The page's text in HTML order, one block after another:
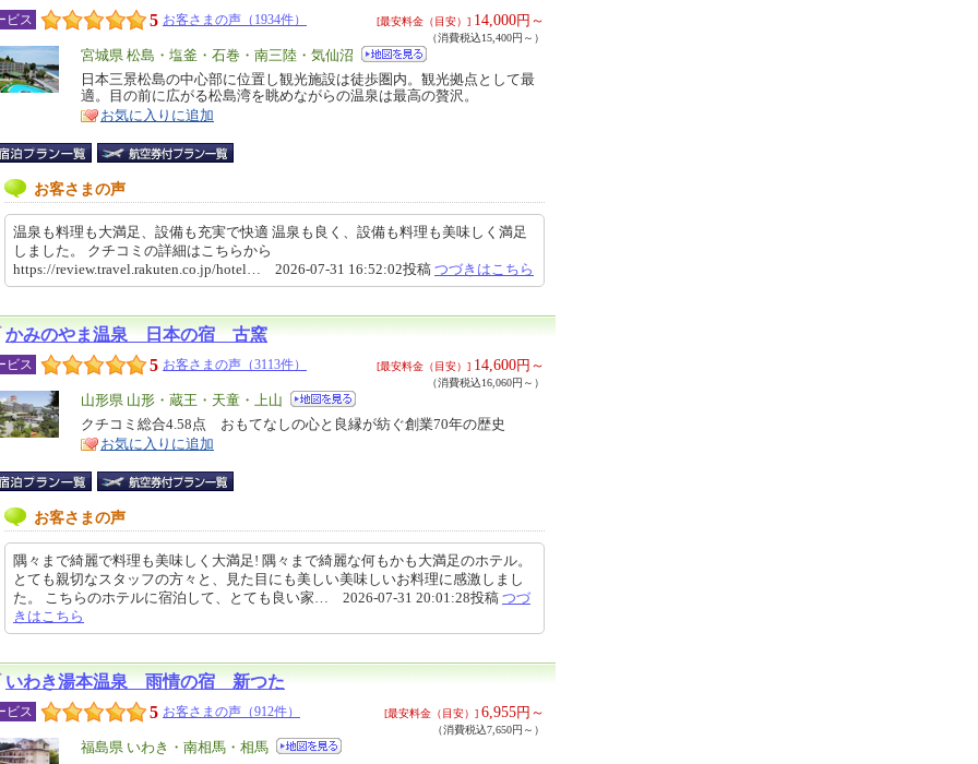
ビス 5 お客さまの声（1934件） [最安料金（目安）] 14,000円～
（消費税込15,400円～）
エ
リ
ア
宮城県 松島・塩釜・石巻・南三陸・気仙沼
特
徴
日本三景松島の中心部に位置し観光施設は徒歩圏内。観光拠点として最
適。目の前に広がる松島湾を眺めながらの温泉は最高の贅沢。
お気に入りに追加
お客さまの声
温泉も料理も大満足、設備も充実で快適 温泉も良く、設備も料理も美味しく満足
しました。 クチコミの詳細はこちらから
https://review.travel.rakuten.co.jp/hotel… 2026-07-31 16:52:02投稿 つづきはこちら
かみのやま温泉 日本の宿 古窯
ビス 5 お客さまの声（3113件） [最安料金（目安）] 14,600円～
（消費税込16,060円～）
エ
リ
ア
山形県 山形・蔵王・天童・上山
特
徴
クチコミ総合4.58点 おもてなしの心と良縁が紡ぐ創業70年の歴史
お気に入りに追加
お客さまの声
隅々まで綺麗で料理も美味しく大満足! 隅々まで綺麗な何もかも大満足のホテル。
とても親切なスタッフの方々と、見た目にも美しい美味しいお料理に感激しまし
た。 こちらのホテルに宿泊して、とても良い家… 2026-07-31 20:01:28投稿 つづ
きはこちら
いわき湯本温泉 雨情の宿 新つた
ビス 5 お客さまの声（912件） [最安料金（目安）] 6,955円～
（消費税込7,650円～）
エ
福島県 いわき・南相馬・相馬